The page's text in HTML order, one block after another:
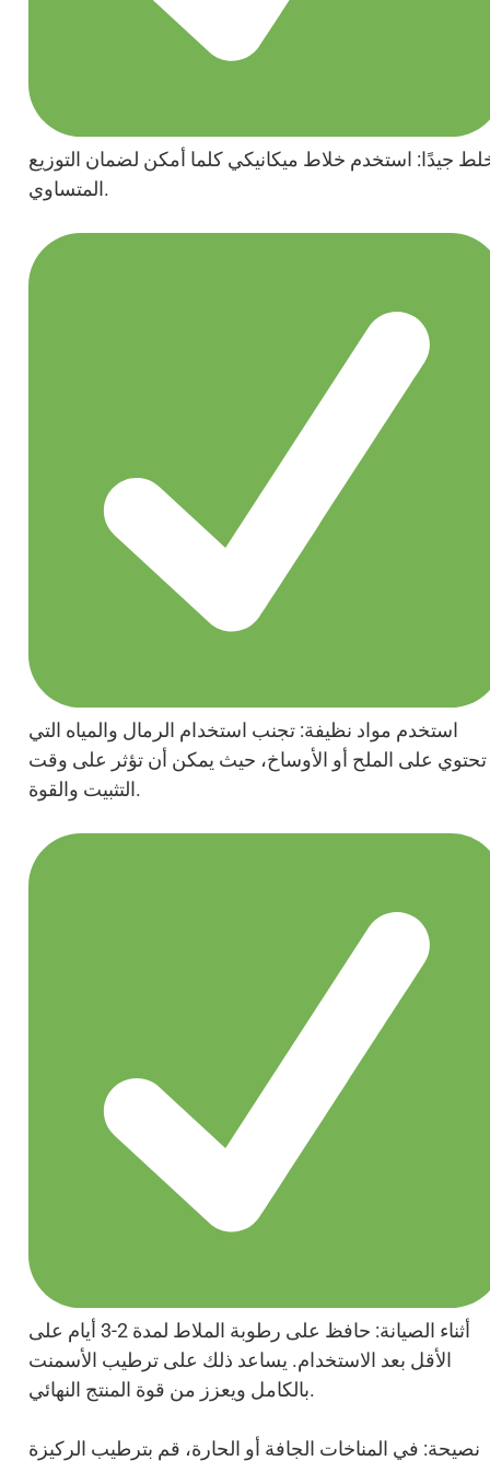
جيدًا: استخدم خلاط ميكانيكي كلما أمكن لضمان التوزيع
المتساوي.
استخدم مواد نظيفة: تجنب استخدام الرمال والمياه التي
تحتوي على الملح أو الأوساخ، حيث يمكن أن تؤثر على وقت
التثبيت والقوة.
أثناء الصيانة: حافظ على رطوبة الملاط لمدة 2-3 أيام على
الأقل بعد الاستخدام. يساعد ذلك على ترطيب الأسمنت
بالكامل ويعزز من قوة المنتج النهائي.
نصيحة: في المناخات الجافة أو الحارة، قم بترطيب الركيزة